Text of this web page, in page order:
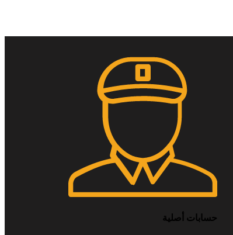
حسابات أصلية